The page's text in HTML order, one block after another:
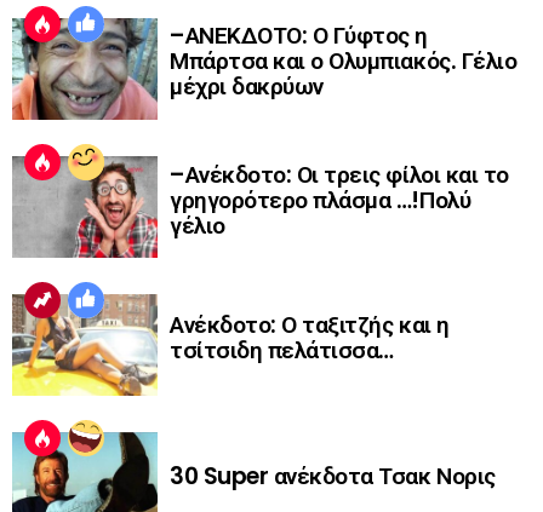
–ΑΝΕΚΔΟΤΟ: Ο Γύφτος η
Μπάρτσα και ο Ολυμπιακός. Γέλιο
μέχρι δακρύων
–Ανέκδοτο: Οι τρεις φίλοι και το
γρηγορότερο πλάσμα …!Πολύ
γέλιο
Ανέκδοτο: Ο ταξιτζής και η
τσίτσιδη πελάτισσα…
30 Super ανέκδοτα Τσακ Νορις